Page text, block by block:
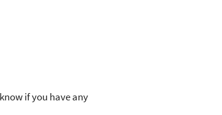
if you have any